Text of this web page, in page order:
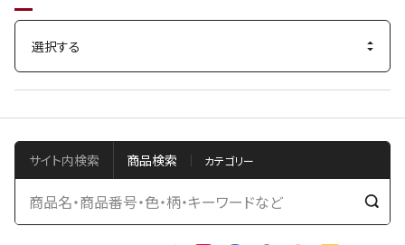
サイト内検索 商品検索
検